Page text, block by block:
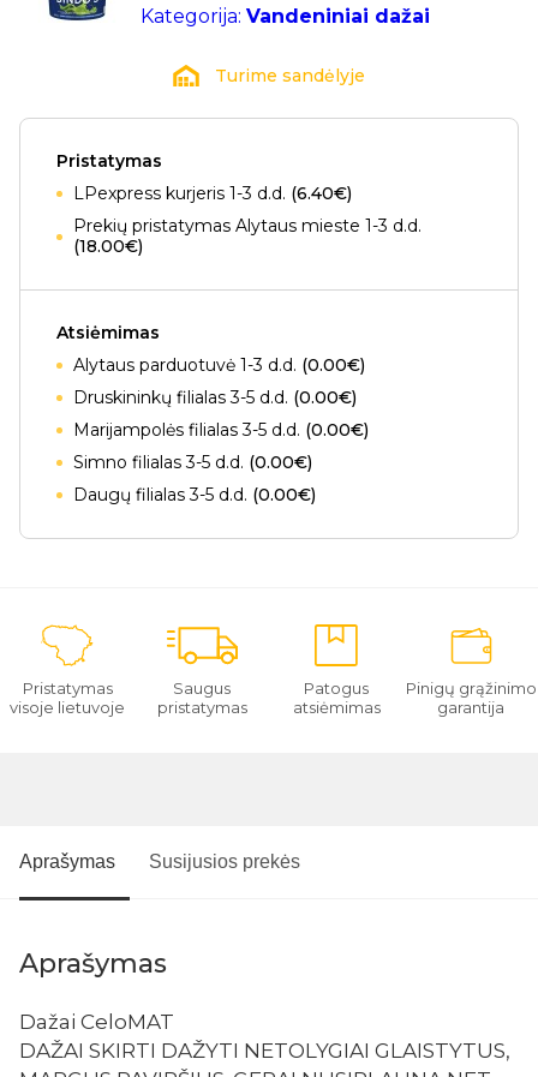
Kategorija: Vandeniniai dažai
Turime sandėlyje
Pristatymas
LPexpress kurjeris 1-3 d.d. (6.40€)
Prekių pristatymas Alytaus mieste 1-3 d.d.
(18.00€)
Atsiėmimas
Alytaus parduotuvė 1-3 d.d. (0.00€)
Druskininkų filialas 3-5 d.d. (0.00€)
Marijampolės filialas 3-5 d.d. (0.00€)
Simno filialas 3-5 d.d. (0.00€)
Daugų filialas 3-5 d.d. (0.00€)
Pristatymas
visoje lietuvoje
Saugus
pristatymas
Patogus
atsiėmimas
Pinigų grąžinimo
garantija
Aprašymas Susijusios prekės
Aprašymas
Dažai CeloMAT
DAŽAI SKIRTI DAŽYTI NETOLYGIAI GLAISTYTUS,